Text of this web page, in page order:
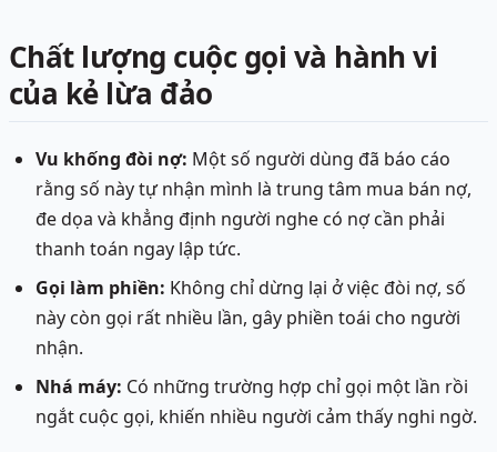
Chất lượng cuộc gọi và hành vi
của kẻ lừa đảo
Vu khống đòi nợ: Một số người dùng đã báo cáo
rằng số này tự nhận mình là trung tâm mua bán nợ,
đe dọa và khẳng định người nghe có nợ cần phải
thanh toán ngay lập tức.
Gọi làm phiền: Không chỉ dừng lại ở việc đòi nợ, số
này còn gọi rất nhiều lần, gây phiền toái cho người
nhận.
Nhá máy: Có những trường hợp chỉ gọi một lần rồi
ngắt cuộc gọi, khiến nhiều người cảm thấy nghi ngờ.